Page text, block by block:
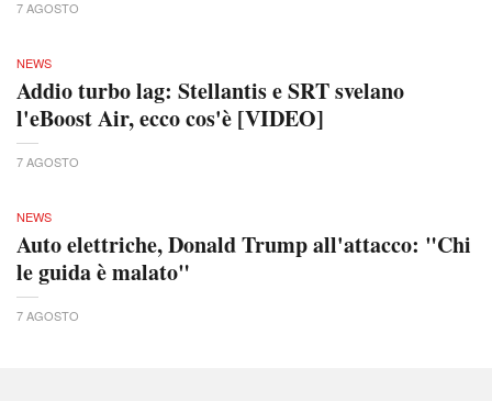
7 AGOSTO
NEWS
Addio turbo lag: Stellantis e SRT svelano
l'eBoost Air, ecco cos'è [VIDEO]
7 AGOSTO
NEWS
Auto elettriche, Donald Trump all'attacco: "Chi
le guida è malato"
7 AGOSTO